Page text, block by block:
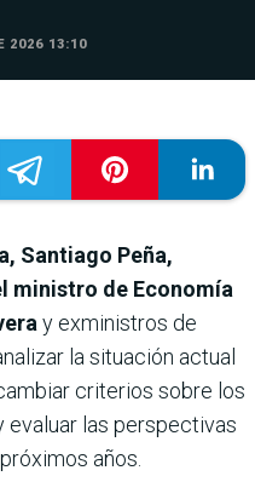
2026 13:10
Santiago Peña,
ministro de Economía
y exministros de
la situación actual
criterios sobre los
las perspectivas
años.